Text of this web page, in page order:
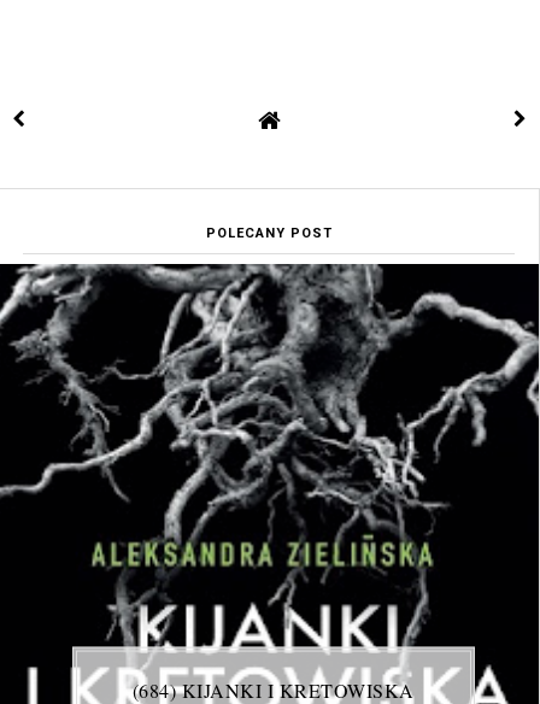
POLECANY POST
(684) KIJANKI I KRETOWISKA